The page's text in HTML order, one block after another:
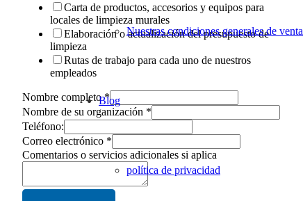
Nuestras condiciones generales de venta
Blog
política de privacidad
Carta de productos, accesorios y equipos para
locales de limpieza murales
Elaboración o actualización del presupuesto de
limpieza
Rutas de trabajo para cada uno de nuestros
empleados
Nombre completo*
Nombre de su organización *
Teléfono:
Correo electrónico *
Comentarios o servicios adicionales si aplica